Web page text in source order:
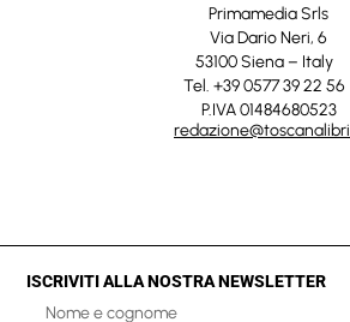
Primamedia Srls
Via Dario Neri, 6
53100 Siena – Italy
Tel. +39 0577 39 22 56
P.IVA 01484680523
ISCRIVITI ALLA NOSTRA NEWSLETTER